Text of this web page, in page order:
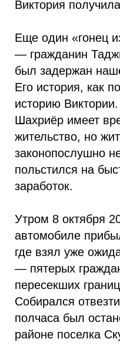
Виктория
Еще один «гонец
— гражданин
был задержан
Его история, как
историю
Шахриёр имеет
жительство, но
законопослушно
польстился на
заработок.
Утром 8 октября
автомобиле
где взял уже
— пятерых
пересекших
Собирался
полчаса был
районе поселка